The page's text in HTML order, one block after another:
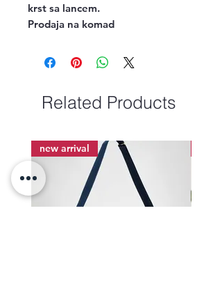
krst sa lancem.
Prodaja na komad
Related Products
new arrival